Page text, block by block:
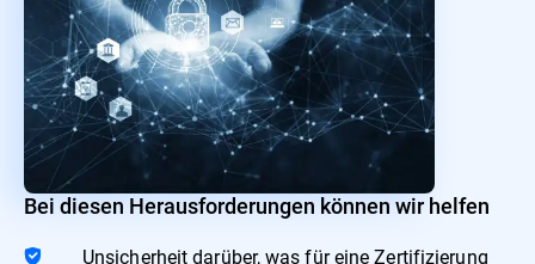
Bei diesen Herausforderungen können wir helfen
Unsicherheit darüber, was für eine Zertifizierung